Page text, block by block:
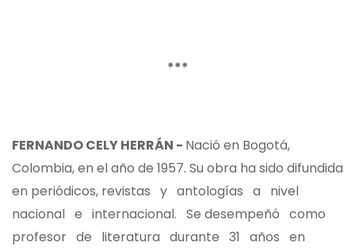
***
FERNANDO CELY HERRÁN - Nació en Bogotá,
Colombia, en el año de 1957. Su obra ha sido difundida
en periódicos, revistas y antologías a nivel
nacional e internacional. Se desempeñó como
profesor de literatura durante 31 años en